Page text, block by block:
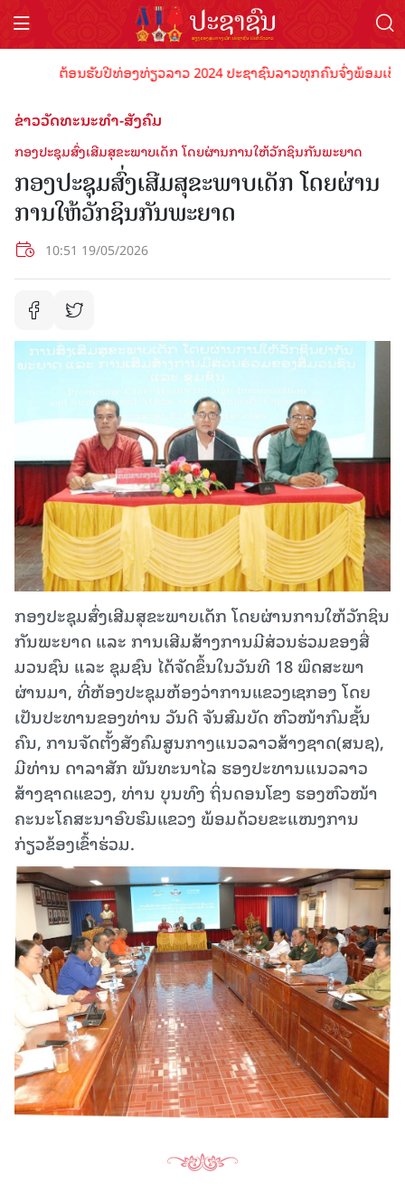
ຕ້ອນຮັບປີທ່ອງທ່ຽວລາວ 2024 ປະຊາຊົນລາວທຸກຄົນຈົ່ງພ້ອມເປັນເ
ຂ່າວວັດທະນະທຳ-ສັງຄົມ
ກອງປະຊຸມສົ່ງເສີມສຸຂະພາບເດັກ ໂດຍຜ່ານການໃຫ້ວັກຊິນກັນພະຍາດ
ກອງປະຊຸມສົ່ງເສີມສຸຂະພາບເດັກ ໂດຍຜ່ານ
ການໃຫ້ວັກຊິນກັນພະຍາດ
10:51 19/05/2026
ກອງປະຊຸມສົ່ງເສີມສຸຂະພາບເດັກ ໂດຍຜ່ານການໃຫ້ວັກຊິນ
ກັນພະຍາດ ແລະ ການເສີມສ້າງການມີສ່ວນຮ່ວມຂອງສື່
ມວນຊົນ ແລະ ຊຸມຊົນ ໄດ້ຈັດຂຶ້ນໃນວັນທີ 18 ພຶດສະພາ
ຜ່ານມາ, ທີ່ຫ້ອງປະຊຸມຫ້ອງວ່າການແຂວງເຊກອງ ໂດຍ
ເປັນປະທານຂອງທ່ານ ວັນດີ ຈັນສົມບັດ ຫົວໜ້າກົມຊັ້ນ
ຄົນ, ການຈັດຕັ້ງສັງຄົມສູນກາງແນວລາວສ້າງຊາດ(ສນຊ),
ມີທ່ານ ດາລາສັກ ພັນທະນາໄລ ຮອງປະທານແນວລາວ
ສ້າງຊາດແຂວງ, ທ່ານ ບຸນທົງ ຖິ່ນດອນໂຂງ ຮອງຫົວໜ້າ
ຄະນະໂຄສະນາອົບຮົມແຂວງ ພ້ອມດ້ວຍຂະແໜງການ
ກ່ຽວຂ້ອງເຂົ້າຮ່ວມ.